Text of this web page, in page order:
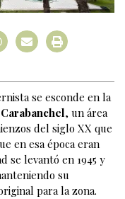
se esconde en la
, un área
del siglo XX que
en esa época eran
se levantó en 1945 y
su
para la zona.